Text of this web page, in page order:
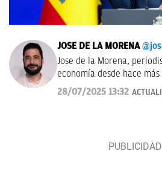
JOSE DE LA MORENA
Jose de la Morena,
economía desde hace
su labor en el campo de la
prisma de las tendencias,
y como asesor para
28/07/2025 13:32